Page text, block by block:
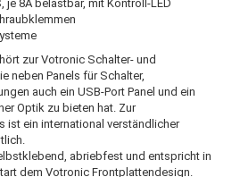
je 8A belastbar, mit Kontroll-LED
zur Votronic Schalter- und
neben Panels für Schalter,
auch ein USB-Port Panel und ein
Optik zu bieten hat. Zur
ist ein international verständlicher
abriebfest und entspricht in
dem Votronic Frontplattendesign.